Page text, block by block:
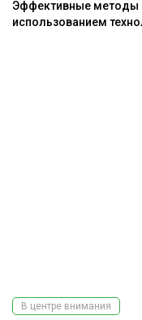
Эффективные методы
использованием
В центре внимания